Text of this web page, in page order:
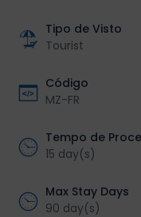
Tipo de Visto
Tourist
Código
MZ-FR
Tempo de
15 day(s)
Max Stay Days
90 day(s)